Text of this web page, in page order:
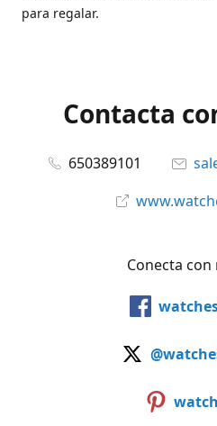
para regalar.
Contacta
650389101
Conecta